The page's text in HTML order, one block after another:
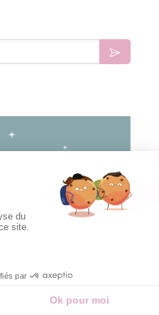
Prise de rendez-vous en ligne